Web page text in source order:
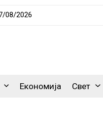
08/2026
Економија Свет